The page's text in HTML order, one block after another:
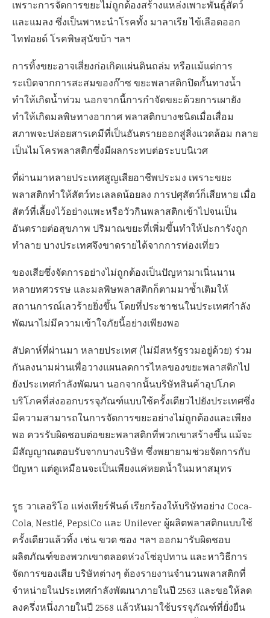
เพราะการจัดการขยะไม่ถูกต้องสร้างแหล่งเพาะพันธุ์สัตว์
และแมลง ซึ่งเป็นพาหะนำโรคทั้ง มาลาเรีย ไข้เลือดออก
ไทฟอยด์ โรคพิษสุนัขบ้า ฯลฯ
การทิ้งขยะอาจเสี่ยงก่อเกิดแผ่นดินถล่ม หรือแม้แต่การ
ระเบิดจากการสะสมของก๊าซ ขยะพลาสติกปิดกั้นทางน้ำ
ทำให้เกิดน้ำท่วม นอกจากนี้การกำจัดขยะด้วยการเผายัง
ทำให้เกิดมลพิษทางอากาศ พลาสติกบางชนิดเมื่อเสื่อม
สภาพจะปล่อยสารเคมีที่เป็นอันตรายออกสู่สิ่งแวดล้อม กลาย
เป็นไมโครพลาสติกซึ่งมีผลกระทบต่อระบบนิเวศ
ที่ผ่านมาหลายประเทศสูญเสียอาชีพประมง เพราะขยะ
พลาสติกทำให้สัตว์ทะเลลดน้อยลง การปศุสัตว์ก็เสียหาย เมื่อ
สัตว์ที่เลี้ยงไว้อย่างแพะหรือวัวกินพลาสติกเข้าไปจนเป็น
อันตรายต่อสุขภาพ ปริมาณขยะที่เพิ่มขึ้นทำให้ปะการังถูก
ทำลาย บางประเทศจึงขาดรายได้จากการท่องเที่ยว
ของเสียซึ่งจัดการอย่างไม่ถูกต้องเป็นปัญหามาเนิ่นนาน
หลายทศวรรษ และมลพิษพลาสติกก็ตามมาซ้ำเติมให้
สถานการณ์เลวร้ายยิ่งขึ้น โดยที่ประชาชนในประเทศกำลัง
พัฒนาไม่มีความเข้าใจภัยนี้อย่างเพียงพอ
สัปดาห์ที่ผ่านมา หลายประเทศ (ไม่มีสหรัฐรวมอยู่ด้วย) ร่วม
กันลงนามผ่านเพื่อวางแผนลดการไหลของขยะพลาสติกไป
ยังประเทศกำลังพัฒนา นอกจากนั้นบริษัทสินค้าอุปโภค
บริโภคที่ส่งออกบรรจุภัณฑ์แบบใช้ครั้งเดียวไปยังประเทศซึ่ง
มีความสามารถในการจัดการขยะอย่างไม่ถูกต้องและเพียง
พอ ควรรับผิดชอบต่อขยะพลาสติกที่พวกเขาสร้างขึ้น แม้จะ
มีสัญญาณตอบรับจากบางบริษัท ซึ่งพยายามช่วยจัดการกับ
ปัญหา แต่ดูเหมือนจะเป็นเพียงแค่หยดน้ำในมหาสมุทร
รูธ วาเลอริโอ แห่งเทียร์ฟันด์ เรียกร้องให้บริษัทอย่าง Coca-
Cola, Nestlé, PepsiCo และ Unilever ผู้ผลิตพลาสติกแบบใช้
ครั้งเดียวแล้วทิ้ง เช่น ขวด ซอง ฯลฯ ออกมารับผิดชอบ
ผลิตภัณฑ์ของพวกเขาตลอดห่วงโซ่อุปทาน และหาวิธีการ
จัดการของเสีย บริษัทต่างๆ ต้องรายงานจำนวนพลาสติกที่
จำหน่ายในประเทศกำลังพัฒนาภายในปี 2563 และขอให้ลด
ลงครึ่งหนึ่งภายในปี 2568 แล้วหันมาใช้บรรจุภัณฑ์ที่ยั่งยืน